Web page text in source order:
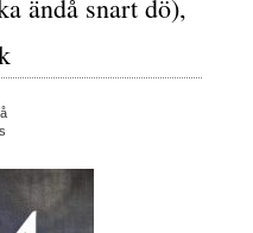
ändå snart dö),